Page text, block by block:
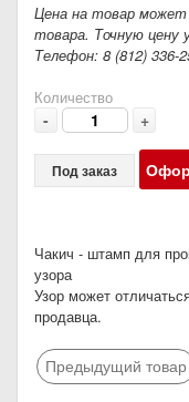
Цена на товар может
товара. Точную цену
Телефон: 8 (812) 336-
Количество
- +
Под заказ
Чакич - штамп для
узора
Узор может
продавца.
Предыдущий товар